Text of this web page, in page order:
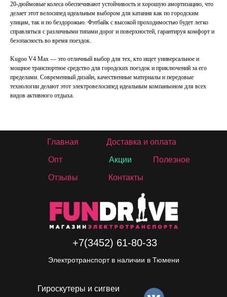
20-дюймовые колеса обеспечивают устойчивость и хорошую амортизацию, что
делает этот велосипед идеальным выбором для катания как по городским
улицам, так и по бездорожью. Фэтбайк с высокой проходимостью будет легко
справляться с различными типами дорог и поверхностей, гарантируя комфорт и
безопасность во время поездок.
Kugoo V4 Max — это отличный выбор для тех, кто ищет универсальное и
мощное транспортное средство для городских поездок и приключений за его
пределами. Современный дизайн, качественные материалы и передовые
технологии делают этот электровелосипед идеальным компаньоном для всех
видов активного отдыха.
Гироскутеры и сигвеи
Главная Доставка и оплата
Опт
Отзывы
Акции
Контакты
+7(3452) 61-80-33
Электротранспорт в наличии в Тюмени
Полезное